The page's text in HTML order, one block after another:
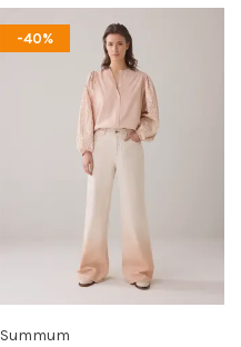
-40%
Summum